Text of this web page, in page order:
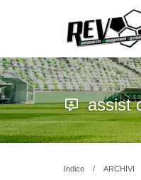
assist
Indice ARCHIVI